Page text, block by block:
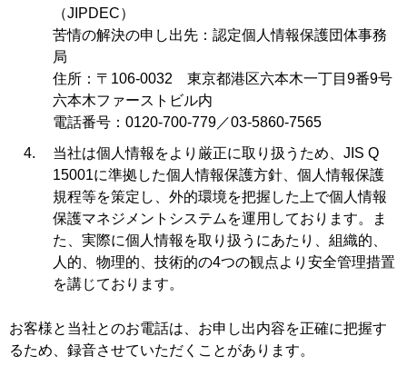
（JIPDEC）
苦情の解決の申し出先：認定個人情報保護団体事務
局
住所：〒106-0032 東京都港区六本木一丁目9番9号
六本木ファーストビル内
電話番号：0120-700-779／03-5860-7565
当社は個人情報をより厳正に取り扱うため、JIS Q
15001に準拠した個人情報保護方針、個人情報保護
規程等を策定し、外的環境を把握した上で個人情報
保護マネジメントシステムを運用しております。ま
た、実際に個人情報を取り扱うにあたり、組織的、
人的、物理的、技術的の4つの観点より安全管理措置
を講じております。
お客様と当社とのお電話は、お申し出内容を正確に把握す
るため、録音させていただくことがあります。